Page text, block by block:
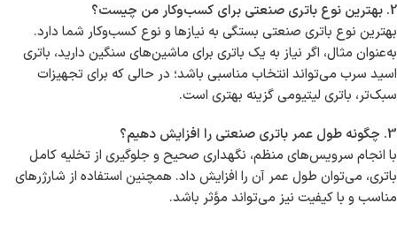
2. بهترین نوع باتری صنعتی برای کسب‌وکار من چیست؟
بهترین نوع باتری صنعتی بستگی به نیازها و نوع کسب‌وکار شما دارد.
به‌عنوان مثال، اگر نیاز به یک باتری برای ماشین‌های سنگین دارید، باتری
اسید سرب می‌تواند انتخاب مناسبی باشد؛ در حالی که برای تجهیزات
سبک‌تر، باتری لیتیومی گزینه بهتری است.
3. چگونه طول عمر باتری صنعتی را افزایش دهیم؟
با انجام سرویس‌های منظم، نگهداری صحیح و جلوگیری از تخلیه کامل
باتری، می‌توان طول عمر آن را افزایش داد. همچنین استفاده از شارژرهای
مناسب و با کیفیت نیز می‌تواند مؤثر باشد.